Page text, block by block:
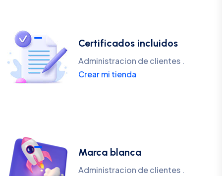
Certificados incluidos
Administracion de clientes .
Crear mi tienda
Marca blanca
Administracion de clientes .